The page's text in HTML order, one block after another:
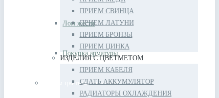
Лом жести
Покупка арматуры
Прием цветных металлов
ПРИЕМ СВИНЦА
ПРИЕМ ЛАТУНИ
ПРИЕМ БРОНЗЫ
ПРИЕМ ЦИНКА
ИЗДЕЛИЯ С ЦВЕТМЕТОМ
ПРИЕМ КАБЕЛЯ
СДАТЬ АККУМУЛЯТОР
РАДИАТОРЫ ОХЛАЖДЕНИЯ